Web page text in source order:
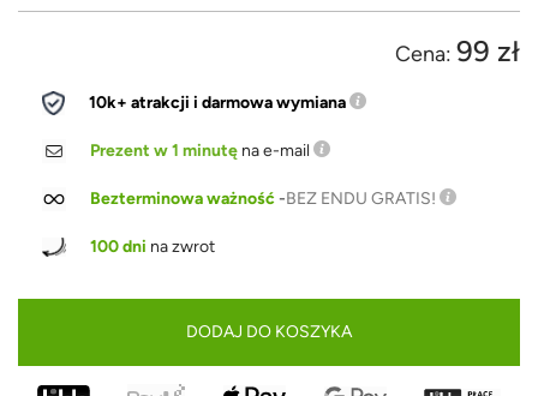
Cena: 99 zł
10k+ atrakcji i darmowa wymiana
Prezent w 1 minutę na e-mail
Bezterminowa ważność-BEZ ENDU GRATIS!
100 dni na zwrot
DODAJ DO KOSZYKA